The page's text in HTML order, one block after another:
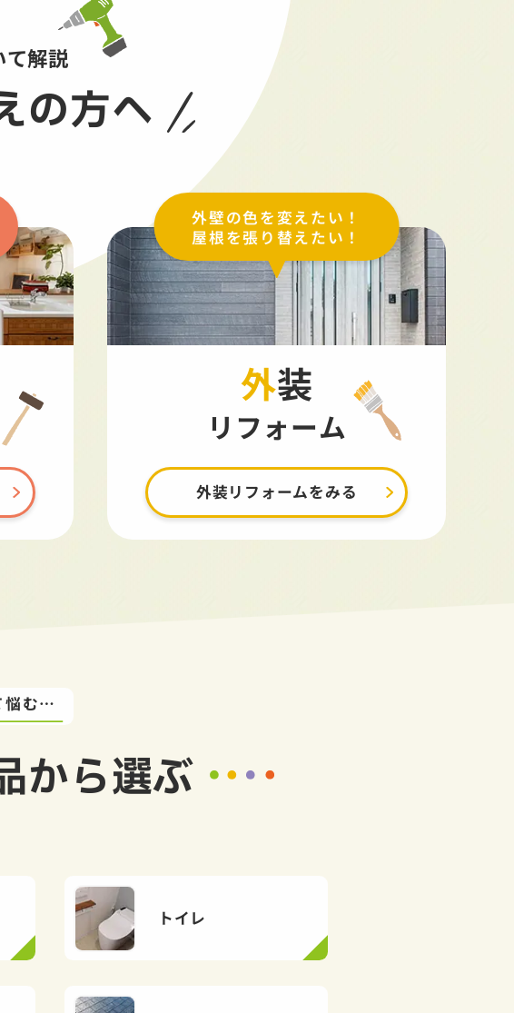
解説
の方へ
外壁の色を変えたい！
屋根を張り替えたい！
外装
リフォーム
外装リフォームをみる
悩む…
から選ぶ
トイレ